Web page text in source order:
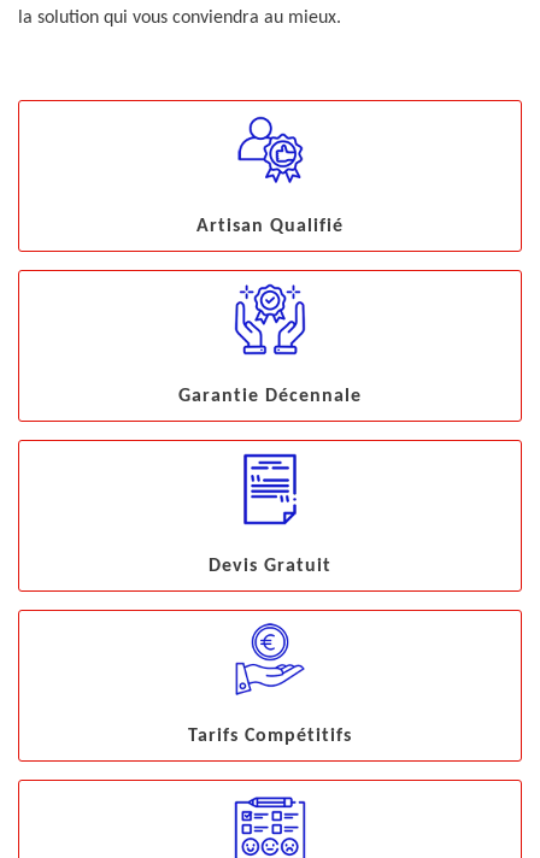
la solution qui vous conviendra au mieux.
Artisan Qualifié
Garantie Décennale
Devis Gratuit
Tarifs Compétitifs